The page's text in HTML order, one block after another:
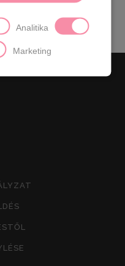
Analitika
Marketing